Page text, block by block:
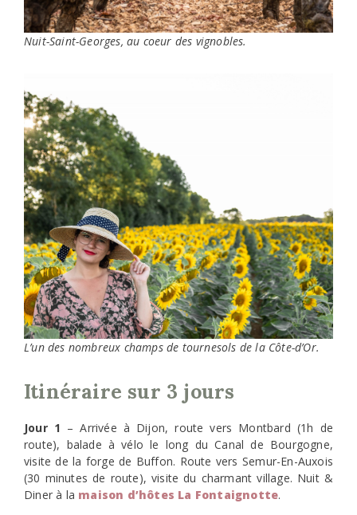
Nuit-Saint-Georges, au coeur des vignobles.
L’un des nombreux champs de tournesols de la Côte-d’Or.
Itinéraire sur 3 jours
Jour 1 – Arrivée à Dijon, route vers Montbard (1h de
route), balade à vélo le long du Canal de Bourgogne,
visite de la forge de Buffon. Route vers Semur-En-Auxois
(30 minutes de route), visite du charmant village. Nuit &
Diner à la maison d’hôtes La Fontaignotte.